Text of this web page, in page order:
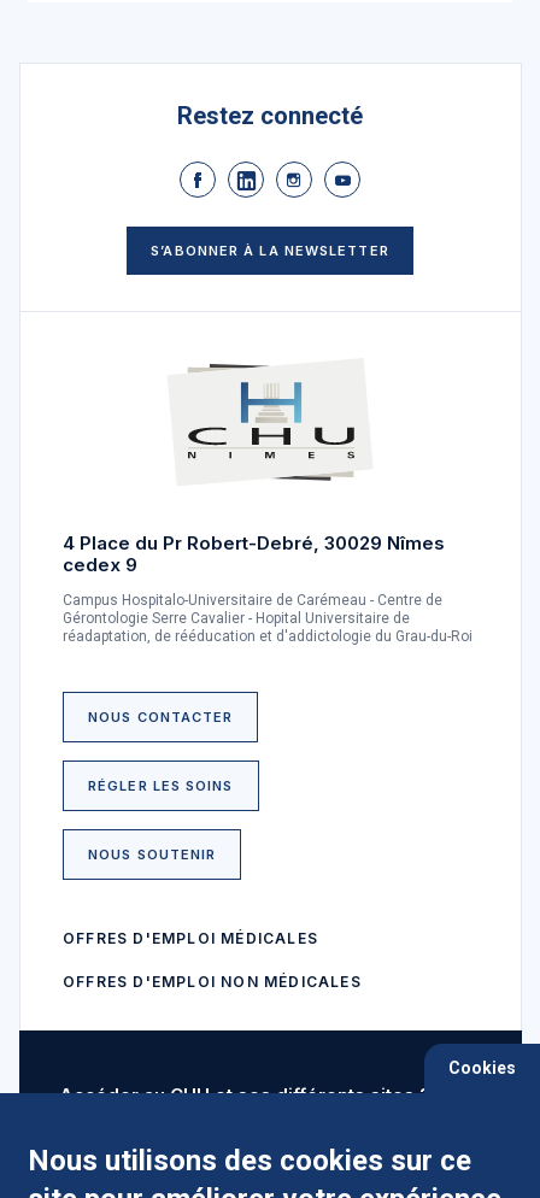
Restez connecté
S’ABONNER À LA NEWSLETTER
4 Place du Pr Robert-Debré, 30029 Nîmes
cedex 9
Campus Hospitalo-Universitaire de Carémeau - Centre de
Gérontologie Serre Cavalier - Hopital Universitaire de
réadaptation, de rééducation et d'addictologie du Grau-du-Roi
NOUS CONTACTER
RÉGLER LES SOINS
NOUS SOUTENIR
OFFRES D'EMPLOI MÉDICALES
OFFRES D'EMPLOI NON MÉDICALES
Accéder au CHU et ses différents sites ?
Cookies
Nous utilisons des cookies sur ce